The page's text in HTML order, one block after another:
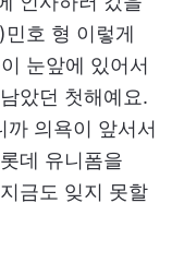
호 형 이렇게
눈앞에 있어서
았던 첫해예요.
까 의욕이 앞서서
데 유니폼을
금도 잊지 못할